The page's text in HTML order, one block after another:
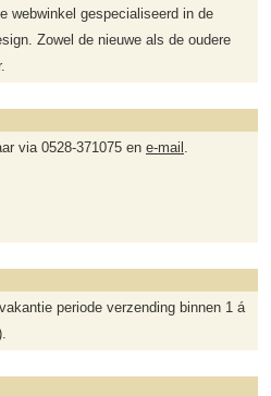
webwinkel gespecialiseerd in de
Zowel de nieuwe als de oudere
via 0528-371075 en e-mail .
periode verzending binnen 1 á